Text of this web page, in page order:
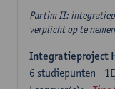
Partim II:
verplicht op te
Integratieproject
6 studiepunten